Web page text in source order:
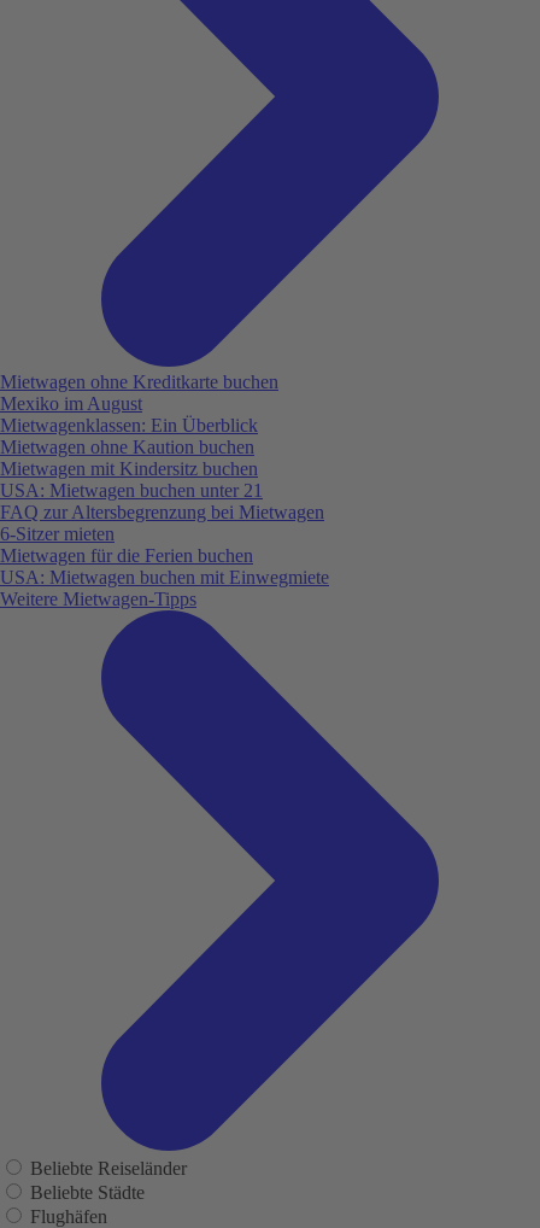
Mietwagen ohne Kreditkarte buchen
Mexiko im August
Mietwagenklassen: Ein Überblick
Mietwagen ohne Kaution buchen
Mietwagen mit Kindersitz buchen
USA: Mietwagen buchen unter 21
FAQ zur Altersbegrenzung bei Mietwagen
6-Sitzer mieten
Mietwagen für die Ferien buchen
USA: Mietwagen buchen mit Einwegmiete
Weitere Mietwagen-Tipps
Beliebte Reiseländer
Beliebte Städte
Flughäfen